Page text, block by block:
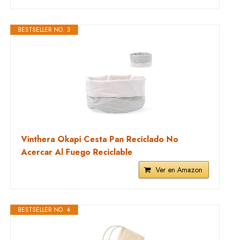
BESTSELLER NO. 3
Vinthera Okapi Cesta Pan Reciclado No
Acercar Al Fuego Reciclable
Ver en Amazon
BESTSELLER NO. 4